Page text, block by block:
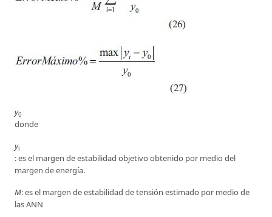
y0
donde
yi
: es el margen de estabilidad objetivo obtenido por medio del
margen de energía.
M: es el margen de estabilidad de tensión estimado por medio de
las ANN